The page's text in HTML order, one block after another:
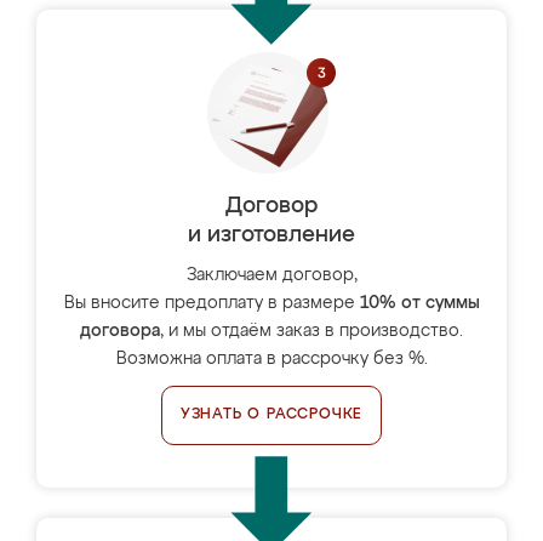
Договор
и изготовление
Заключаем договор,
Вы вносите предоплату в размере 10% от суммы
договора, и мы отдаём заказ в производство.
Возможна оплата в рассрочку без %.
УЗНАТЬ О РАССРОЧКЕ